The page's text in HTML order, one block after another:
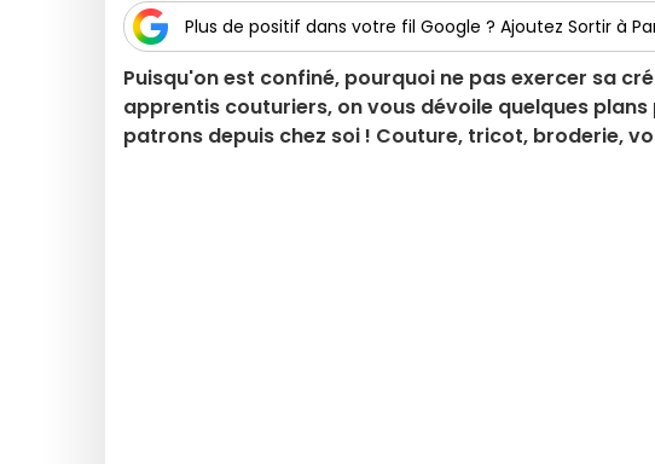
Plus de positif dans votre fil Google ? Ajoutez Sortir à
Puisqu'on est confiné, pourquoi ne pas exercer sa
apprentis couturiers, on vous dévoile quelques
patrons depuis chez soi ! Couture, tricot, broderie,